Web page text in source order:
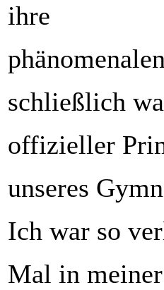
ihre
schließlich
offizieller
unseres
Ich war so
Mal in